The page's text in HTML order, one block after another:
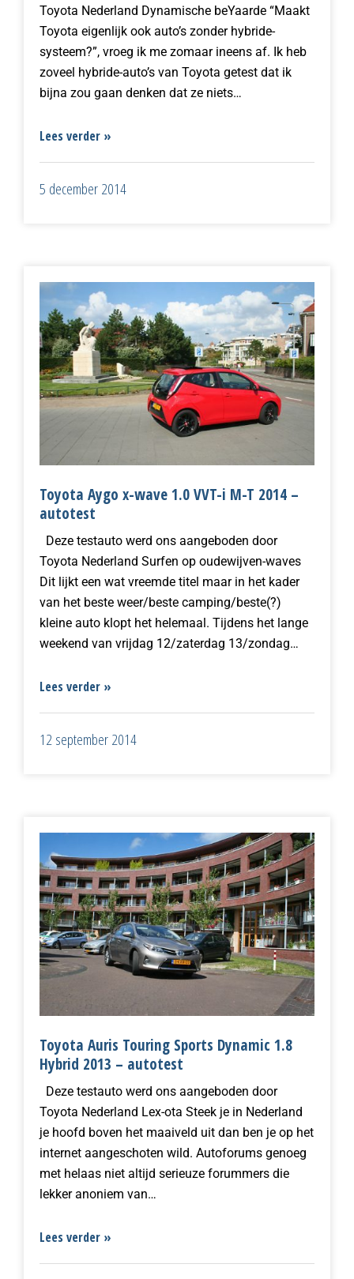
Toyota Nederland Dynamische beYaarde “Maakt
Toyota eigenlijk ook auto’s zonder hybride-
systeem?”, vroeg ik me zomaar ineens af. Ik heb
zoveel hybride-auto’s van Toyota getest dat ik
bijna zou gaan denken dat ze niets…
Lees verder »
5 december 2014
Toyota Aygo x-wave 1.0 VVT-i M-T 2014 –
autotest
Deze testauto werd ons aangeboden door
Toyota Nederland Surfen op oudewijven-waves
Dit lijkt een wat vreemde titel maar in het kader
van het beste weer/beste camping/beste(?)
kleine auto klopt het helemaal. Tijdens het lange
weekend van vrijdag 12/zaterdag 13/zondag…
Lees verder »
12 september 2014
Toyota Auris Touring Sports Dynamic 1.8
Hybrid 2013 – autotest
Deze testauto werd ons aangeboden door
Toyota Nederland Lex-ota Steek je in Nederland
je hoofd boven het maaiveld uit dan ben je op het
internet aangeschoten wild. Autoforums genoeg
met helaas niet altijd serieuze forummers die
lekker anoniem van…
Lees verder »